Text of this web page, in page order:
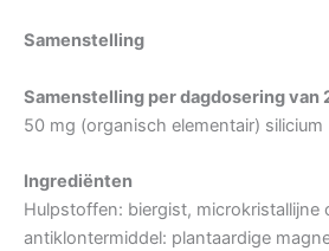
Samenstelling
Samenstelling per dagdosering van
50 mg (organisch elementair) silicium
Ingrediënten
Hulpstoffen: biergist, microkristallijne
antiklontermiddel: plantaardige